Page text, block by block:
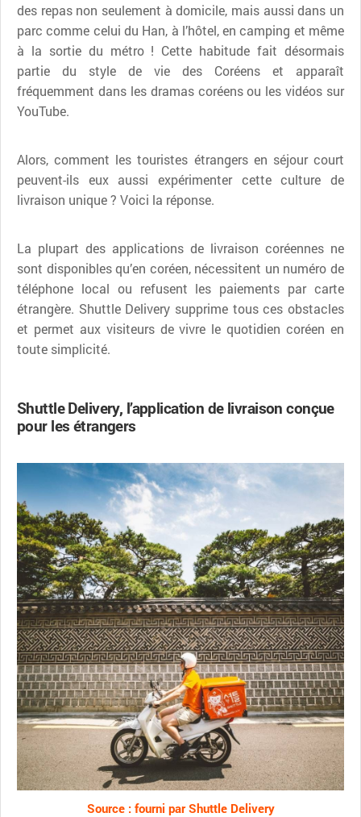
des repas non seulement à domicile, mais aussi dans un
parc comme celui du Han, à l’hôtel, en camping et même
à la sortie du métro ! Cette habitude fait désormais
partie du style de vie des Coréens et apparaît
fréquemment dans les dramas coréens ou les vidéos sur
YouTube.
Alors, comment les touristes étrangers en séjour court
peuvent-ils eux aussi expérimenter cette culture de
livraison unique ? Voici la réponse.
La plupart des applications de livraison coréennes ne
sont disponibles qu’en coréen, nécessitent un numéro de
téléphone local ou refusent les paiements par carte
étrangère. Shuttle Delivery supprime tous ces obstacles
et permet aux visiteurs de vivre le quotidien coréen en
toute simplicité.
Shuttle Delivery, l’application de livraison conçue
pour les étrangers
Source : fourni par Shuttle Delivery